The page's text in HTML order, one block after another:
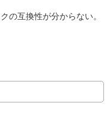
の互換性が分からない。